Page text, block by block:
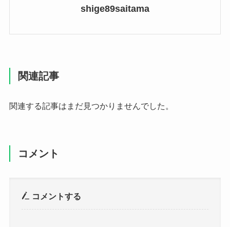
shige89saitama
関連記事
関連する記事はまだ見つかりませんでした。
コメント
コメントする